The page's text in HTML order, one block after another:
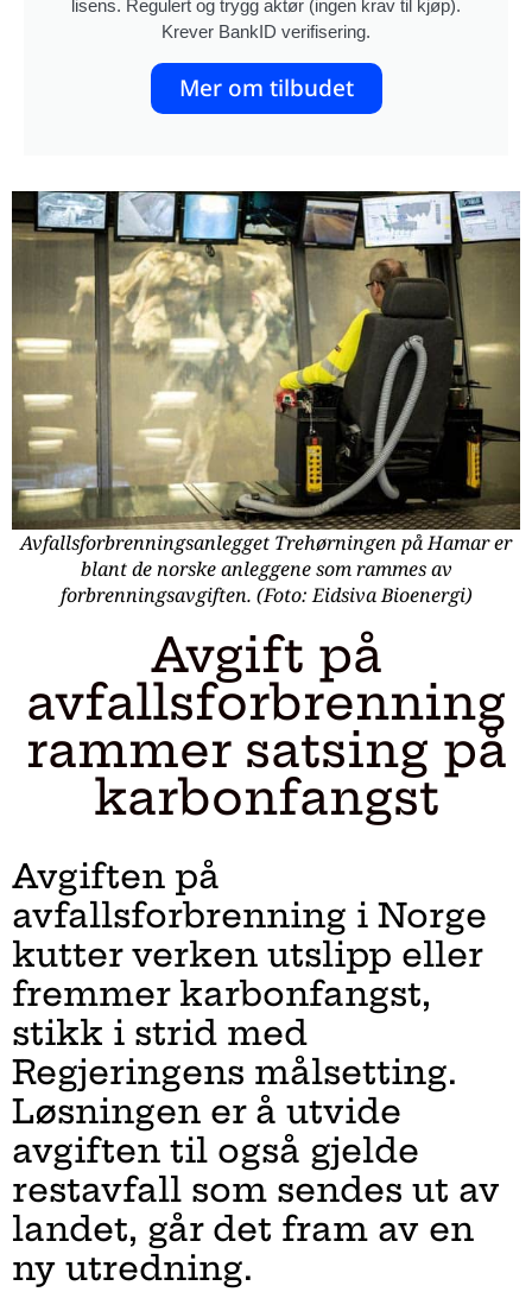
lisens. Regulert og trygg aktør (ingen krav til kjøp).
Krever BankID verifisering.
Mer om tilbudet
Avfallsforbrenningsanlegget Trehørningen på Hamar er
blant de norske anleggene som rammes av
forbrenningsavgiften. (Foto: Eidsiva Bioenergi)
Avgift på
avfallsforbrenning
rammer satsing på
karbonfangst
Avgiften på
avfallsforbrenning i Norge
kutter verken utslipp eller
fremmer karbonfangst,
stikk i strid med
Regjeringens målsetting.
Løsningen er å utvide
avgiften til også gjelde
restavfall som sendes ut av
landet, går det fram av en
ny utredning.